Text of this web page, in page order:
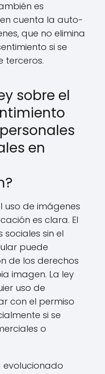
es
cuenta la auto-
que no elimina
si se
terceros.
sobre el
en
uso de imágenes
es clara. El
sin el
puede
de los derechos
imagen. La ley
uso de
con el permiso
si se
o
evolucionado